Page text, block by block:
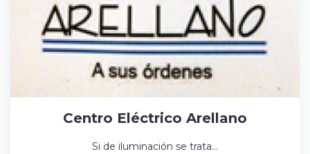
Centro Eléctrico Arellano
Si de iluminación se trata...